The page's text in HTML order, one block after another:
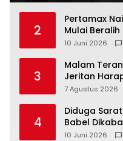
2
‎Pertamax
Mulai
10 Juni 2026
3
Malam
Jeritan
Tengah untuk
7 Agustus 2026
4
‎Diduga
Babel
10 Juni 2026